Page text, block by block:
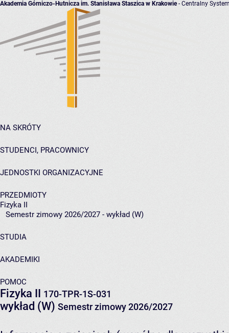
Akademia Górniczo-Hutnicza im. Stanisława Staszica w Krakowie- Centralny
NA SKRÓTY
STUDENCI, PRACOWNICY
JEDNOSTKI ORGANIZACYJNE
PRZEDMIOTY
Fizyka II
Semestr zimowy 2026/2027 - wykład (W)
STUDIA
AKADEMIKI
POMOC
Fizyka II 170-TPR-1S-031
wykład (W) Semestr zimowy 2026/2027